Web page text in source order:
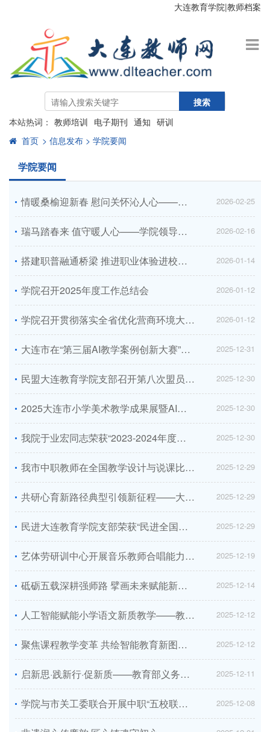
大连教育学院|教师档案
搜索
本站热词： 教师培训 电子期刊 通知 研训
首页 > 信息发布 > 学院要闻
学院要闻
情暖桑榆迎新春 慰问关怀沁人心——学院党委开展2026年春节走访慰问离退休老干部活动... 2026-02-25
瑞马踏春来 值守暖人心——学院领导走访慰问春节期间在岗教职工 2026-02-16
搭建职普融通桥梁 推进职业体验进校园——职成教研训中心与附属初中联合开展职业启蒙与职业体验活动... 2026-01-14
学院召开2025年度工作总结会 2026-01-12
学院召开贯彻落实全省优化营商环境大会精神专项会议 2026-01-12
大连市在“第三届AI教学案例创新大赛”中再创佳绩 2025-12-31
民盟大连教育学院支部召开第八次盟员代表大会 2025-12-30
2025大连市小学美术教学成果展暨AI赋能美术新课程交流研讨会举办 2025-12-30
我院于业宏同志荣获“2023-2024年度辽宁省三八红旗手”称号 2025-12-30
我市中职教师在全国教学设计与说课比赛中取得佳绩 2025-12-29
共研心育新路径典型引领新征程——大连市中小学心理健康教育基地校经验交流及现场展示会圆满举办... 2025-12-29
民进大连教育学院支部荣获“民进全国先进基层组织”称号 2025-12-29
艺体劳研训中心开展音乐教师合唱能力提升第五十九期培训 2025-12-19
砥砺五载深耕强师路 擘画未来赋能新征程——大连市举行“十四五”教师教育工作总结暨校本研修内涵发展主题培训会议... 2025-12-14
人工智能赋能小学语文新质教学——教育部义务教育教学改革大连实验区举办小学课堂创新实践推进会... 2025-12-12
聚焦课程教学变革 共绘智能教育新图景——教育部义务教育教学改革大连实验区初中深化课程教学改革推进会圆满结束... 2025-12-12
启新思·践新行·促新质——教育部义务教育教学改革大连实验区小学课堂教学创新实践推进会圆满落幕... 2025-12-11
学院与市关工委联合开展中职“五校联动”宪法学习大思政课展示活动 2025-12-08